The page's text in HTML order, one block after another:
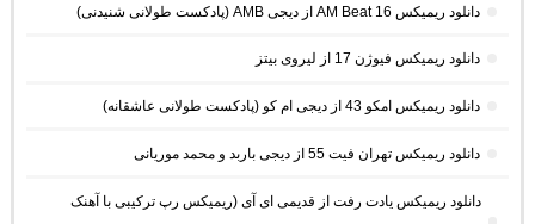
دانلود ریمیکس AM Beat 16 از دیجی AMB (پادکست طولانی شنیدنی)
دانلود ریمیکس فیوژن 17 از لیروی بیتز
دانلود ریمیکس امکو 43 از دیجی ام کو (پادکست طولانی عاشقانه)
دانلود ریمیکس تهران فیت 55 از دیجی باربد و محمد موریانی
دانلود ریمیکس یادت رفت از قدیمی ای آی (ریمیکس رپ ترکیبی با آهنک